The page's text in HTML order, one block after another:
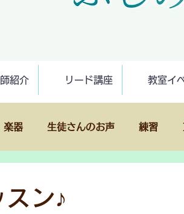
紹介 リード講座 教室イ
楽器 生徒さんのお声 練習
ン♪